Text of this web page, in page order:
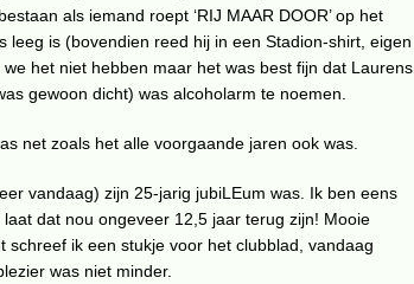
als iemand roept ‘RIJ MAAR DOOR’ op het
is (bovendien reed hij in een Stadion-shirt, eigen
het niet hebben maar het was best fijn dat Laurens
gewoon dicht) was alcoholarm te noemen.
net zoals het alle voorgaande jaren ook was.
vandaag) zijn 25-jarig jubiLEum was. Ik ben eens
dat nou ongeveer 12,5 jaar terug zijn! Mooie
ik een stukje voor het clubblad, vandaag
was niet minder.